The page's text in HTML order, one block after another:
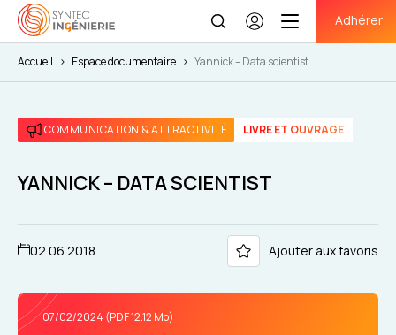
Se
connecter
Adhérer
Accueil > Espace documentaire > Yannick – Data scientist
COMMUNICATION & ATTRACTIVITÉ LIVRE ET OUVRAGE
YANNICK – DATA SCIENTIST
02.06.2018 Ajouter aux favoris
07/02/2024 (PDF 12.12 Mo)